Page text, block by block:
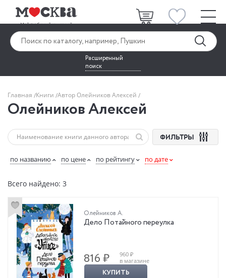
Расширенный
поиск
Главная Книги Автор Олейников Алексей
Олейников Алексей
ФИЛЬТРЫ
по названию по цене по рейтингу по дате
Всего найдено: 3
Олейников А.
Дело Потайного переулка
816 ₽
960 ₽
в магазине
КУПИТЬ